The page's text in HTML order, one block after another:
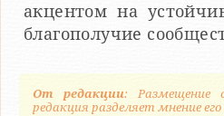
акцентом на
благополучие
От редакции: Размещение
редакция разделяет мнение